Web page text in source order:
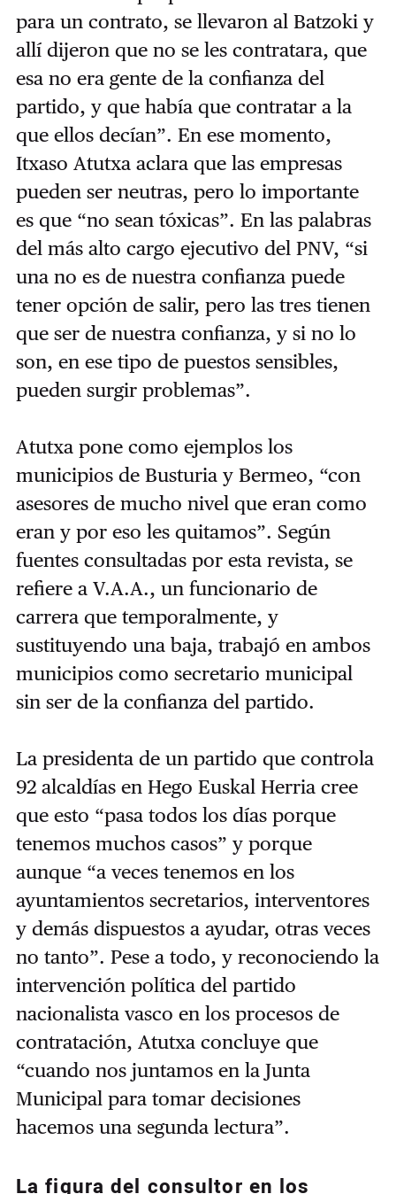
para un contrato, se llevaron al Batzoki y
allí dijeron que no se les contratara, que
esa no era gente de la confianza del
partido, y que había que contratar a la
que ellos decían”. En ese momento,
Itxaso Atutxa aclara que las empresas
pueden ser neutras, pero lo importante
es que “no sean tóxicas”. En las palabras
del más alto cargo ejecutivo del PNV, “si
una no es de nuestra confianza puede
tener opción de salir, pero las tres tienen
que ser de nuestra confianza, y si no lo
son, en ese tipo de puestos sensibles,
pueden surgir problemas”.
Atutxa pone como ejemplos los
municipios de Busturia y Bermeo, “con
asesores de mucho nivel que eran como
eran y por eso les quitamos”. Según
fuentes consultadas por esta revista, se
refiere a V.A.A., un funcionario de
carrera que temporalmente, y
sustituyendo una baja, trabajó en ambos
municipios como secretario municipal
sin ser de la confianza del partido.
La presidenta de un partido que controla
92 alcaldías en Hego Euskal Herria cree
que esto “pasa todos los días porque
tenemos muchos casos” y porque
aunque “a veces tenemos en los
ayuntamientos secretarios, interventores
y demás dispuestos a ayudar, otras veces
no tanto”. Pese a todo, y reconociendo la
intervención política del partido
nacionalista vasco en los procesos de
contratación, Atutxa concluye que
“cuando nos juntamos en la Junta
Municipal para tomar decisiones
hacemos una segunda lectura”.
La figura del consultor en los